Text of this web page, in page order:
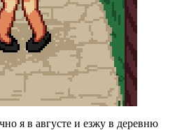
я в августе и езжу в деревню